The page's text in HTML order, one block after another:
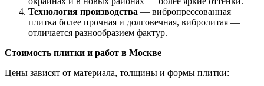
Технология производства — вибропрессованная
плитка более прочная и долговечная, вибролитая —
отличается разнообразием фактур.
Стоимость плитки и работ в Москве
Цены зависят от материала, толщины и формы плитки: